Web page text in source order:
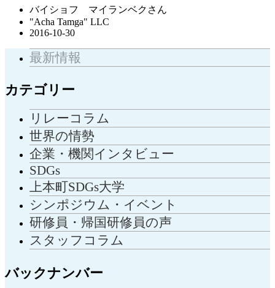
バイショフ マイランベクさん
"Acha Tamga" LLC
2016-10-30
最新情報
カテゴリー
リレーコラム
世界の情勢
企業・機関インタビュー
SDGs
上本町SDGs大学
シンポジウム・イベント
研修員・帰国研修員の声
スタッフコラム
バックナンバー